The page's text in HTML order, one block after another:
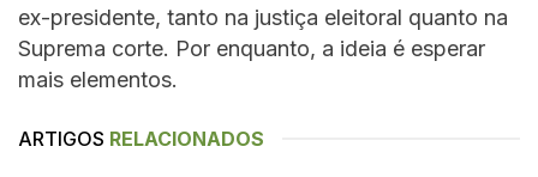
ex-presidente, tanto na justiça eleitoral quanto na
Suprema corte. Por enquanto, a ideia é esperar
mais elementos.
ARTIGOS RELACIONADOS